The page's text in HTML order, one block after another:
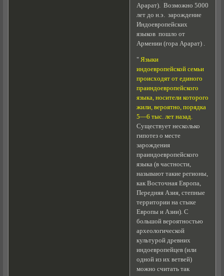
Арарат). Возможно 5000
лет до н.э. зарождение
Индоевропейских
языков пошло от
Армении (гора Арарат) .
" Языки
индоевропейской семьи
происходят от единого
праиндоевропейского
языка, носители которого
жили, вероятно, порядка
5—6 тыс. лет назад.
Существует несколько
гипотез о месте
зарождения
праиндоевропейского
языка (в частности,
называют такие регионы,
как Восточная Европа,
Передняя Азия, степные
территории на стыке
Европы и Азии). С
большой вероятностью
археологической
культурой древних
индоевропейцев (или
одной из их ветвей)
можно считать так